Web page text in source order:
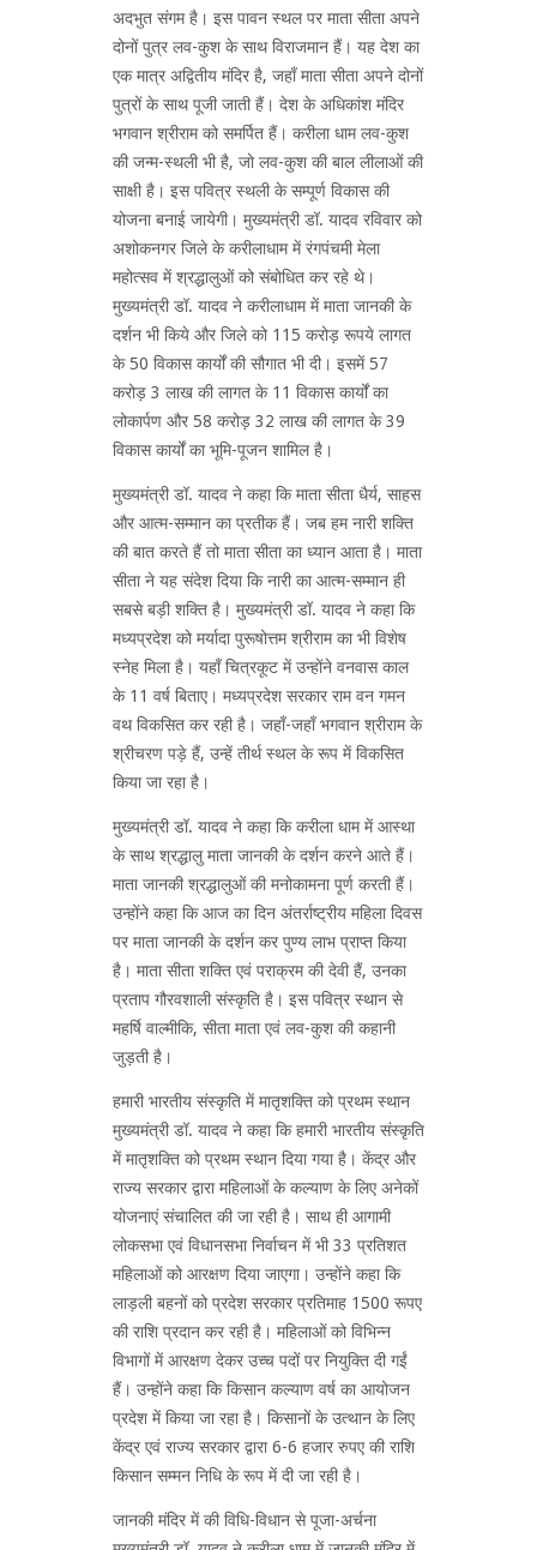
अदभुत संगम है। इस पावन स्थल पर माता सीता अपने
दोनों पुत्र लव-कुश के साथ विराजमान हैं। यह देश का
एक मात्र अद्वितीय मंदिर है, जहाँ माता सीता अपने दोनों
पुत्रों के साथ पूजी जाती हैं। देश के अधिकांश मंदिर
भगवान श्रीराम को समर्पित हैं। करीला धाम लव-कुश
की जन्म-स्थली भी है, जो लव-कुश की बाल लीलाओं की
साक्षी है। इस पवित्र स्थली के सम्पूर्ण विकास की
योजना बनाई जायेगी। मुख्यमंत्री डॉ. यादव रविवार को
अशोकनगर जिले के करीलाधाम में रंगपंचमी मेला
महोत्सव में श्रद्धालुओं को संबोधित कर रहे थे।
मुख्यमंत्री डॉ. यादव ने करीलाधाम में माता जानकी के
दर्शन भी किये और जिले को 115 करोड़ रूपये लागत
के 50 विकास कार्यों की सौगात भी दी। इसमें 57
करोड़ 3 लाख की लागत के 11 विकास कार्यों का
लोकार्पण और 58 करोड़ 32 लाख की लागत के 39
विकास कार्यों का भूमि-पूजन शामिल है।
मुख्यमंत्री डॉ. यादव ने कहा कि माता सीता धैर्य, साहस
और आत्म-सम्मान का प्रतीक हैं। जब हम नारी शक्ति
की बात करते हैं तो माता सीता का ध्यान आता है। माता
सीता ने यह संदेश दिया कि नारी का आत्म-सम्मान ही
सबसे बड़ी शक्ति है। मुख्यमंत्री डॉ. यादव ने कहा कि
मध्यप्रदेश को मर्यादा पुरूषोत्तम श्रीराम का भी विशेष
स्नेह मिला है। यहाँ चित्रकूट में उन्होंने वनवास काल
के 11 वर्ष बिताए। मध्यप्रदेश सरकार राम वन गमन
वथ विकसित कर रही है। जहाँ-जहाँ भगवान श्रीराम के
श्रीचरण पड़े हैं, उन्हें तीर्थ स्थल के रूप में विकसित
किया जा रहा है।
मुख्यमंत्री डॉ. यादव ने कहा कि करीला धाम में आस्था
के साथ श्रद्धालु माता जानकी के दर्शन करने आते हैं।
माता जानकी श्रद्धालुओं की मनोकामना पूर्ण करती हैं।
उन्होंने कहा कि आज का दिन अंतर्राष्ट्रीय महिला दिवस
पर माता जानकी के दर्शन कर पुण्य लाभ प्राप्त किया
है। माता सीता शक्ति एवं पराक्रम की देवी हैं, उनका
प्रताप गौरवशाली संस्कृति है। इस पवित्र स्थान से
महर्षि वाल्मीकि, सीता माता एवं लव-कुश की कहानी
जुड़ती है।
हमारी भारतीय संस्कृति में मातृशक्ति को प्रथम स्थान
मुख्यमंत्री डॉ. यादव ने कहा कि हमारी भारतीय संस्कृति
में मातृशक्ति को प्रथम स्थान दिया गया है। केंद्र और
राज्य सरकार द्वारा महिलाओं के कल्याण के लिए अनेकों
योजनाएं संचालित की जा रही है। साथ ही आगामी
लोकसभा एवं विधानसभा निर्वाचन में भी 33 प्रतिशत
महिलाओं को आरक्षण दिया जाएगा। उन्होंने कहा कि
लाड़ली बहनों को प्रदेश सरकार प्रतिमाह 1500 रूपए
की राशि प्रदान कर रही है। महिलाओं को विभिन्न
विभागों में आरक्षण देकर उच्च पदों पर नियुक्ति दी गईं
हैं। उन्होंने कहा कि किसान कल्याण वर्ष का आयोजन
प्रदेश में किया जा रहा है। किसानों के उत्थान के लिए
केंद्र एवं राज्य सरकार द्वारा 6-6 हजार रुपए की राशि
किसान सम्मन निधि के रूप में दी जा रही है।
जानकी मंदिर में की विधि-विधान से पूजा-अर्चना